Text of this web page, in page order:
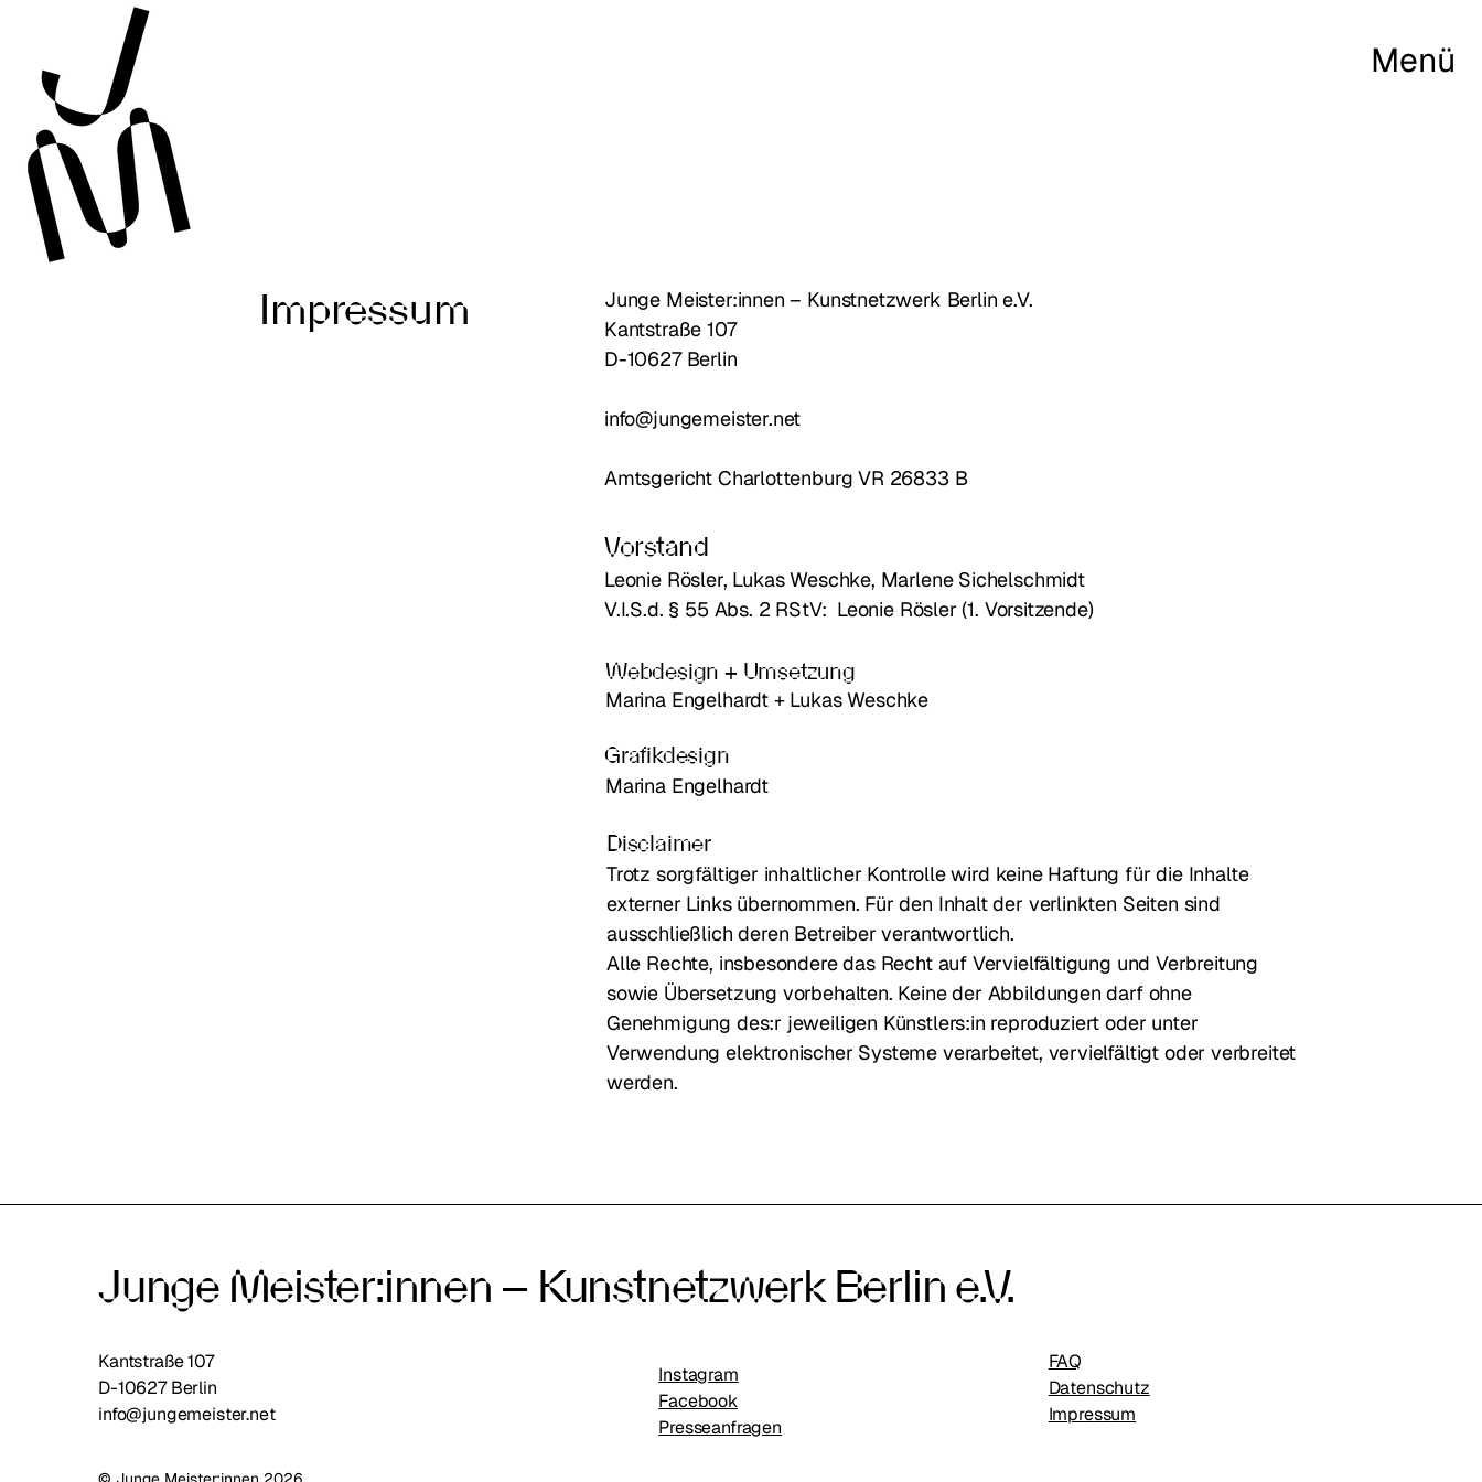
Menü
Impressum
Junge Meister:innen – Kunstnetzwerk Berlin e.V.
Kantstraße 107
D-10627 Berlin
info@jungemeister.net
Amtsgericht Charlottenburg VR 26833 B
Vorstand
Leonie Rösler, Lukas Weschke, Marlene Sichelschmidt
V.I.S.d. § 55 Abs. 2 RStV: Leonie Rösler (1. Vorsitzende)
Webdesign + Umsetzung
Marina Engelhardt + Lukas Weschke
Grafikdesign
Marina Engelhardt
Disclaimer
Trotz sorgfältiger inhaltlicher Kontrolle wird keine Haftung für die Inhalte
externer Links übernommen. Für den Inhalt der verlinkten Seiten sind
ausschließlich deren Betreiber verantwortlich.
Alle Rechte, insbesondere das Recht auf Vervielfältigung und Verbreitung
sowie Übersetzung vorbehalten. Keine der Abbildungen darf ohne
Genehmigung des:r jeweiligen Künstlers:in reproduziert oder unter
Verwendung elektronischer Systeme verarbeitet, vervielfältigt oder verbreitet
werden.
Junge Meister:innen – Kunstnetzwerk Berlin e.V.
Kantstraße 107
D-10627 Berlin​
info@jungemeister.net
Instagram
Facebook
Presseanfragen
FAQ
Datenschutz
Impressum​